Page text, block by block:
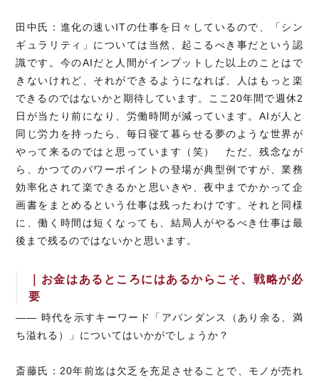
田中氏：進化の速いITの仕事を日々しているので、「シン
ギュラリティ」については当然、起こるべき事だという認
識です。今のAIだと人間がインプットした以上のことはで
きないけれど、それができるようになれば、人はもっと楽
できるのではないかと期待しています。ここ20年間で週休2
日が当たり前になり、労働時間が減っています。AIが人と
同じ労力を持ったら、毎日寝て暮らせる夢のような世界が
やって来るのではと思っています（笑） ただ、残念なが
ら、かつてのパワーポイントの登場が典型例ですが、業務
効率化されて楽できるかと思いきや、夜中までかかって企
画書をまとめるという仕事は残ったわけです。それと同様
に、働く時間は短くなっても、結局人がやるべき仕事は最
後まで残るのではないかと思います。
｜お金はあるところにはあるからこそ、戦略が必
要
―― 時代を示すキーワード「アバンダンス（あり余る、満
ち溢れる）」についてはいかがでしょうか？
斎藤氏：20年前迄は欠乏を充足させることで、モノが売れ